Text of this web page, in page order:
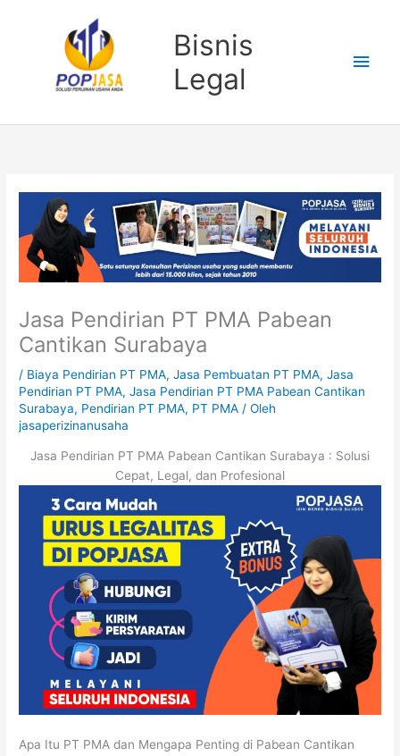
Bisnis
Legal
Jasa Pendirian PT PMA Pabean
Cantikan Surabaya
/ Biaya Pendirian PT PMA,Jasa Pembuatan PT PMA,Jasa
Pendirian PT PMA,Jasa Pendirian PT PMA Pabean Cantikan
Surabaya, Pendirian PT PMA, PT PMA / Oleh
jasaperizinanusaha
Jasa Pendirian PT PMA Pabean Cantikan Surabaya : Solusi
Cepat, Legal, dan Profesional
Apa Itu PT PMA dan Mengapa Penting di Pabean Cantikan